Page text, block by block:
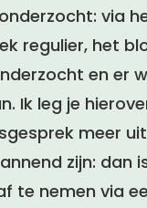
via
regulier, het
en er
Ik leg je
meer
zijn: dan
te nemen via